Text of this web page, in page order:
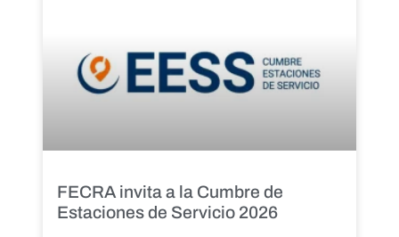
FECRA invita a la Cumbre de
Estaciones de Servicio 2026